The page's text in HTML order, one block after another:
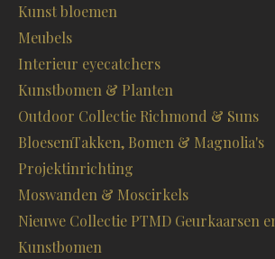
Kunst bloemen
Meubels
Interieur eyecatchers
Kunstbomen & Planten
Outdoor Collectie Richmond & Suns
BloesemTakken, Bomen & Magnolia's
Projektinrichting
Moswanden & Moscirkels
Nieuwe Collectie PTMD Geurkaarsen
Kunstbomen